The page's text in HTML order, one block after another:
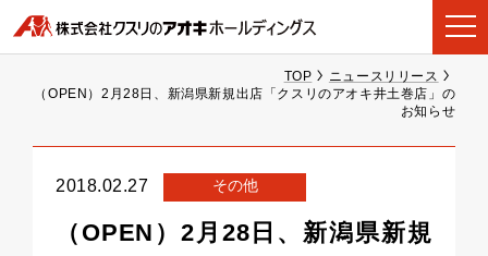
TOP
ニュースリリース
（OPEN）2月28日、新潟県新規出店「クスリのアオキ井土巻店」の
お知らせ
2018.02.27 その他
（OPEN）2月28日、新潟県新規